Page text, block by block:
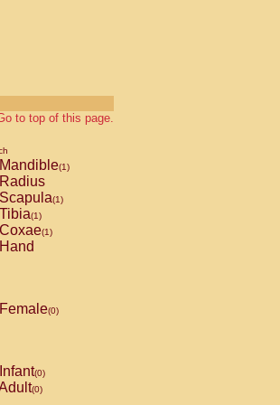
to top of this page.
Mandible(1)
Radius
Scapula(1)
Tibia(1)
Coxae(1)
Hand
Female(0)
Infant(0)
(0)